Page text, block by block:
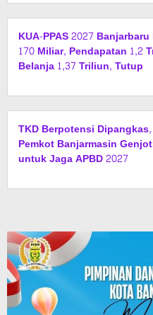
KUA-PPAS 2027
170 Miliar, Pendapatan 1,2
Belanja 1,37 Triliun, Tutup
TKD Berpotensi Dipangkas,
Pemkot Banjarmasin
untuk Jaga APBD 2027